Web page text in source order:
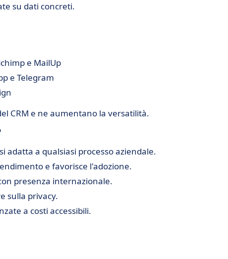
su dati concreti.
e MailUp
e Telegram
CRM e ne aumentano la versatilità.
adatta a qualsiasi processo aziendale.
e favorisce l'adozione.
presenza internazionale.
sulla privacy.
a costi accessibili.